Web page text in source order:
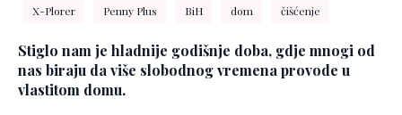
X-Plorer Penny Plus BiH dom čišćenje
Stiglo nam je hladnije godišnje doba, gdje mnogi od
nas biraju da više slobodnog vremena provode u
vlastitom domu.